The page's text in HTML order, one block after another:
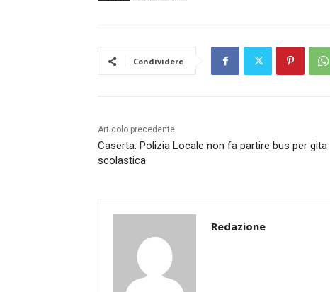
Condividere
Articolo precedente
Caserta: Polizia Locale non fa partire bus per gita
scolastica
Redazione